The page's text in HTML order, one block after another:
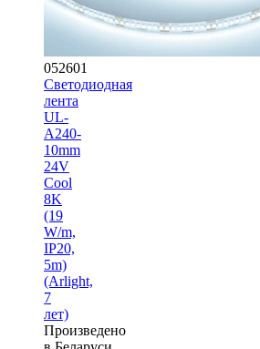
052601
Светодиодная
лента
UL-
A240-
10mm
24V
Cool
8K
(19
W/m,
IP20,
5m)
(Arlight,
7
лет)
Произведено